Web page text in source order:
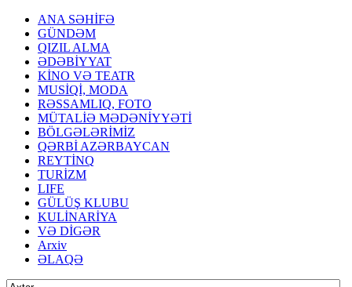
ANA SƏHİFƏ
GÜNDƏM
QIZIL ALMA
ƏDƏBİYYAT
KİNO VƏ TEATR
MUSİQİ, MODA
RƏSSAMLIQ, FOTO
MÜTALİƏ MƏDƏNİYYƏTİ
BÖLGƏLƏRİMİZ
QƏRBİ AZƏRBAYCAN
REYTİNQ
TURİZM
LIFE
GÜLÜŞ KLUBU
KULİNARİYA
VƏ DİGƏR
Arxiv
ƏLAQƏ